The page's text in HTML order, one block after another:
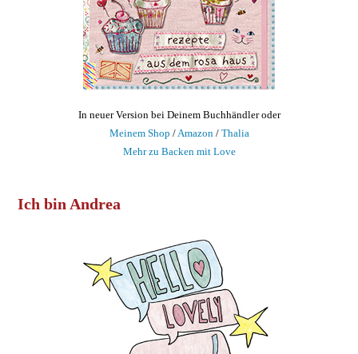
In neuer Version bei Deinem Buchhändler oder
Meinem Shop / Amazon / Thalia
Mehr zu Backen mit Love
Ich bin Andrea